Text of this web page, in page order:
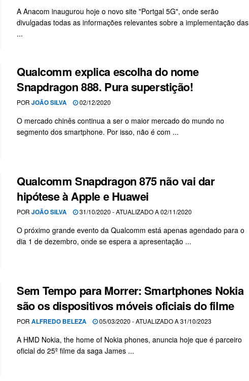
A Anacom inaugurou hoje o novo site "Portgal 5G", onde serão
divulgadas todas as informações relevantes sobre a implementação das
...
Qualcomm explica escolha do nome
Snapdragon 888. Pura superstição!
POR JOÃO SILVA 02/12/2020
O mercado chinês continua a ser o maior mercado do mundo no
segmento dos smartphone. Por isso, não é com ...
Qualcomm Snapdragon 875 não vai dar
hipótese à Apple e Huawei
POR JOÃO SILVA 31/10/2020 - ATUALIZADO A 02/11/2020
O próximo grande evento da Qualcomm está apenas agendado para o
dia 1 de dezembro, onde se espera a apresentação ...
Sem Tempo para Morrer: Smartphones Nokia
são os dispositivos móveis oficiais do filme
POR ALFREDO BELEZA 05/03/2020 - ATUALIZADO A 31/10/2023
A HMD Nokia, the home of Nokia phones, anuncia hoje que é parceiro
oficial do 25º filme da saga James ...